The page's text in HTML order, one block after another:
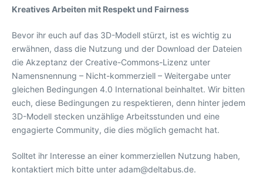
Kreatives Arbeiten mit Respekt und Fairness
Bevor ihr euch auf das 3D-Modell stürzt, ist es wichtig zu
erwähnen, dass die Nutzung und der Download der Dateien
die Akzeptanz der Creative-Commons-Lizenz unter
Namensnennung – Nicht-kommerziell – Weitergabe unter
gleichen Bedingungen 4.0 International beinhaltet. Wir bitten
euch, diese Bedingungen zu respektieren, denn hinter jedem
3D-Modell stecken unzählige Arbeitsstunden und eine
engagierte Community, die dies möglich gemacht hat.
Solltet ihr Interesse an einer kommerziellen Nutzung haben,
kontaktiert mich bitte unter adam@deltabus.de.